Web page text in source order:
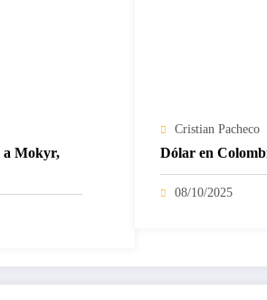
a Mokyr,
Cristian Pacheco
Dólar en
08/10/2025